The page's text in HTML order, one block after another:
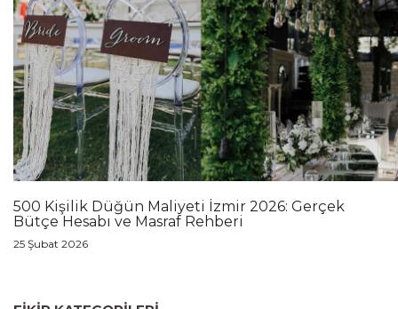
500 Kişilik Düğün Maliyeti İzmir 2026: Gerçek
Bütçe Hesabı ve Masraf Rehberi
25 Şubat 2026